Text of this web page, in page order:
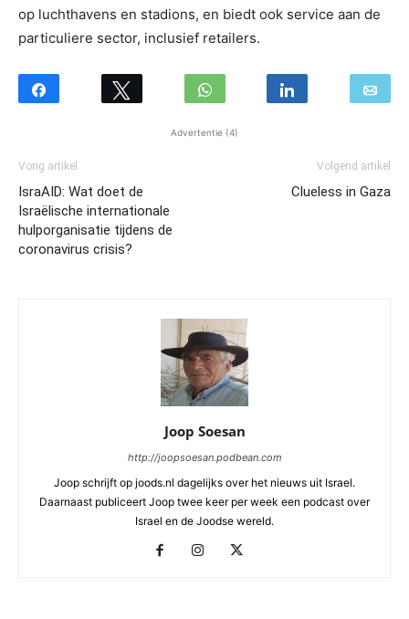
op luchthavens en stadions, en biedt ook service aan de
particuliere sector, inclusief retailers.
Advertentie (4)
Vorig artikel
IsraAID: Wat doet de
Israëlische internationale
hulporganisatie tijdens de
coronavirus crisis?
Volgend artikel
Clueless in Gaza
Joop Soesan
http://joopsoesan.podbean.com
Joop schrijft op joods.nl dagelijks over het nieuws uit Israel.
Daarnaast publiceert Joop twee keer per week een podcast over
Israel en de Joodse wereld.